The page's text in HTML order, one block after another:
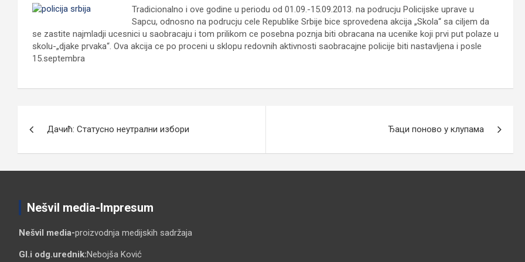
Tradicionalno i ove godine u periodu od 01.09.-15.09.2013. na podrucju Policijske uprave u
Sapcu, odnosno na podrucju cele Republike Srbije bice sprovedena akcija „Skola“ sa ciljem da
se zastite najmladji ucesnici u saobracaju i tom prilikom ce posebna poznja biti obracana na ucenike koji prvi put polaze u
skolu-„djake prvaka“. Ova akcija ce po proceni u sklopu redovnih aktivnosti saobracajne policije biti nastavljena i posle
15.septembra
чланка
Дачић: Статусно неутрални избори Ђаци поново у клупама
Nešvil media-Impresum
Nešvil media-proizvodnja medijskih sadržaja
Gl.i odg.urednik:Nebojša Ković